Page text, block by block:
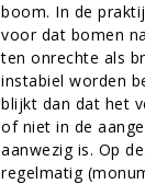
boom. In de
voor dat bomen
ten onrechte als
instabiel worden
blijkt dan dat het
of niet in de
aanwezig is. Op
regelmatig